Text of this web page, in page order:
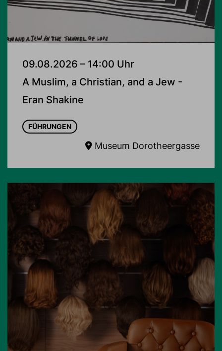
09.08.2026 – 14:00 Uhr
A Muslim, a Christian, and a Jew -
Eran Shakine
FÜHRUNGEN
Museum Dorotheergasse